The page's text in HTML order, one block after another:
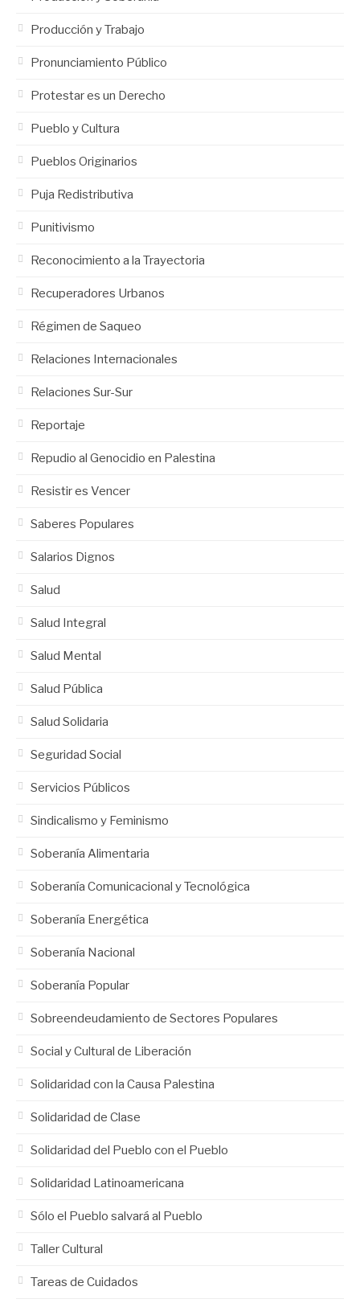
Producción y Trabajo
Pronunciamiento Público
Protestar es un Derecho
Pueblo y Cultura
Pueblos Originarios
Puja Redistributiva
Punitivismo
Reconocimiento a la Trayectoria
Recuperadores Urbanos
Régimen de Saqueo
Relaciones Internacionales
Relaciones Sur-Sur
Reportaje
Repudio al Genocidio en Palestina
Resistir es Vencer
Saberes Populares
Salarios Dignos
Salud
Salud Integral
Salud Mental
Salud Pública
Salud Solidaria
Seguridad Social
Servicios Públicos
Sindicalismo y Feminismo
Soberanía Alimentaria
Soberanía Comunicacional y Tecnológica
Soberanía Energética
Soberanía Nacional
Soberanía Popular
Sobreendeudamiento de Sectores Populares
Social y Cultural de Liberación
Solidaridad con la Causa Palestina
Solidaridad de Clase
Solidaridad del Pueblo con el Pueblo
Solidaridad Latinoamericana
Sólo el Pueblo salvará al Pueblo
Taller Cultural
Tareas de Cuidados